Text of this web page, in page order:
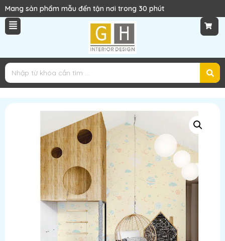
Liên hệ ngay 0969496948